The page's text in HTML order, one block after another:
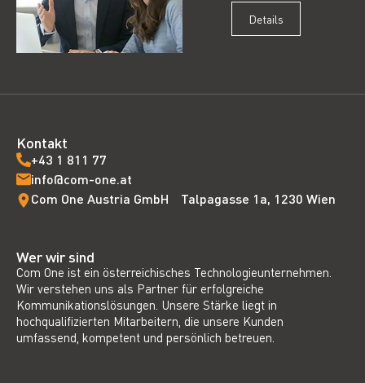
Details
Kontakt
+43 1 811 77
info@com-one.at
Com One Austria GmbH Talpagasse 1a, 1230 Wien
Wer wir sind
Com One ist ein österreichisches Technologieunternehmen.
Wir verstehen uns als Partner für erfolgreiche
Kommunikationslösungen. Unsere Stärke liegt in
hochqualifizierten Mitarbeitern, die unsere Kunden
umfassend, kompetent und persönlich betreuen.